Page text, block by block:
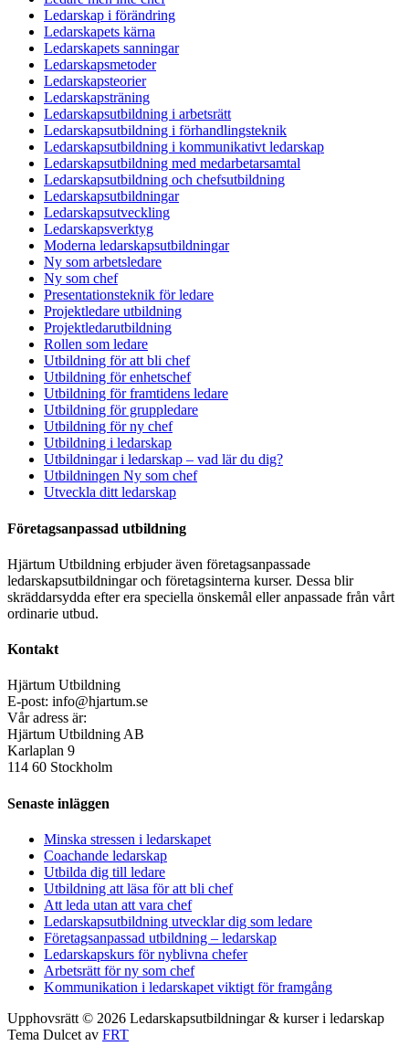
Ledarskap i förändring
Ledarskapets kärna
Ledarskapets sanningar
Ledarskapsmetoder
Ledarskapsteorier
Ledarskapsträning
Ledarskapsutbildning i arbetsrätt
Ledarskapsutbildning i förhandlingsteknik
Ledarskapsutbildning i kommunikativt ledarskap
Ledarskapsutbildning med medarbetarsamtal
Ledarskapsutbildning och chefsutbildning
Ledarskapsutbildningar
Ledarskapsutveckling
Ledarskapsverktyg
Moderna ledarskapsutbildningar
Ny som arbetsledare
Ny som chef
Presentationsteknik för ledare
Projektledare utbildning
Projektledarutbildning
Rollen som ledare
Utbildning för att bli chef
Utbildning för enhetschef
Utbildning för framtidens ledare
Utbildning för gruppledare
Utbildning för ny chef
Utbildning i ledarskap
Utbildningar i ledarskap – vad lär du dig?
Utbildningen Ny som chef
Utveckla ditt ledarskap
Företagsanpassad utbildning
Hjärtum Utbildning erbjuder även företagsanpassade
ledarskapsutbildningar och företagsinterna kurser. Dessa blir
skräddarsydda efter era speciella önskemål eller anpassade från vårt
ordinarie utbud.
Kontakt
Hjärtum Utbildning
E-post: info@hjartum.se
Vår adress är:
Hjärtum Utbildning AB
Karlaplan 9
114 60 Stockholm
Senaste inläggen
Minska stressen i ledarskapet
Coachande ledarskap
Utbilda dig till ledare
Utbildning att läsa för att bli chef
Att leda utan att vara chef
Ledarskapsutbildning utvecklar dig som ledare
Företagsanpassad utbildning – ledarskap
Ledarskapskurs för nyblivna chefer
Arbetsrätt för ny som chef
Kommunikation i ledarskapet viktigt för framgång
Upphovsrätt © 2026 Ledarskapsutbildningar & kurser i ledarskap
Tema Dulcet av FRT